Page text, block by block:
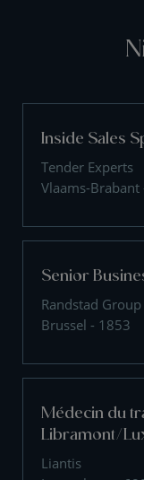
Inside Sales
Tender Experts
Vlaams-Brabant
Senior
Randstad Group
Brussel - 1853
Médecin du
Libramont/
Liantis